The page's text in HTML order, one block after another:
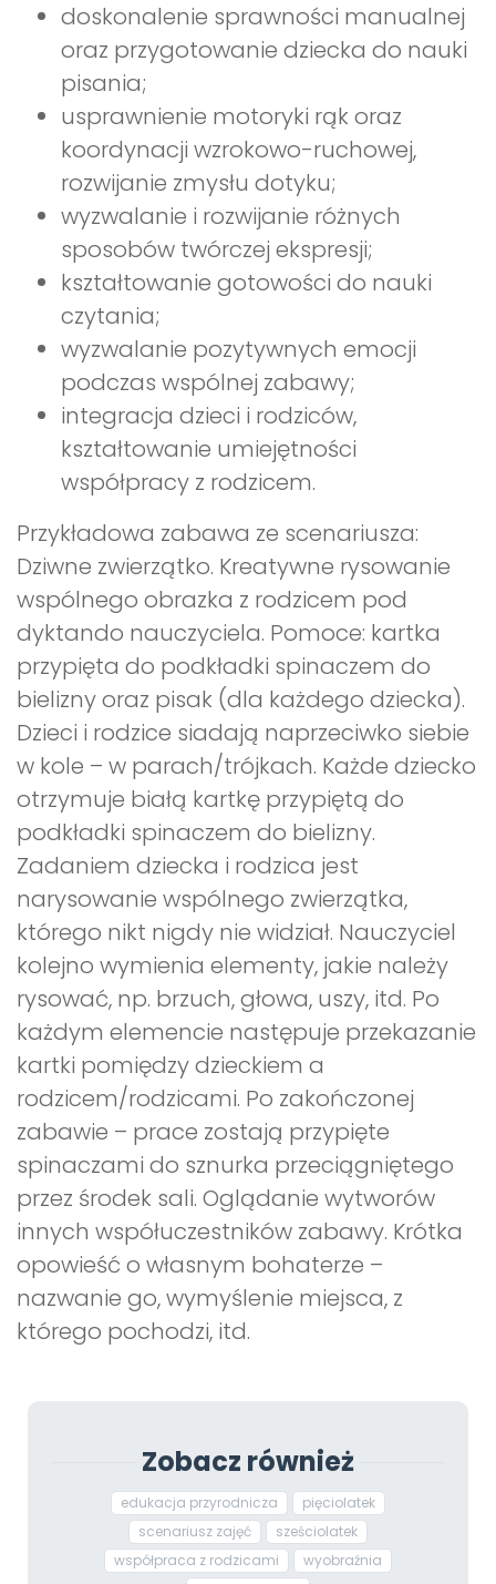
doskonalenie sprawności manualnej
oraz przygotowanie dziecka do nauki
pisania;
usprawnienie motoryki rąk oraz
koordynacji wzrokowo-ruchowej,
rozwijanie zmysłu dotyku;
wyzwalanie i rozwijanie różnych
sposobów twórczej ekspresji;
kształtowanie gotowości do nauki
czytania;
wyzwalanie pozytywnych emocji
podczas wspólnej zabawy;
integracja dzieci i rodziców,
kształtowanie umiejętności
współpracy z rodzicem.
Przykładowa zabawa ze scenariusza:
Dziwne zwierzątko. Kreatywne rysowanie
wspólnego obrazka z rodzicem pod
dyktando nauczyciela. Pomoce: kartka
przypięta do podkładki spinaczem do
bielizny oraz pisak (dla każdego dziecka).
Dzieci i rodzice siadają naprzeciwko siebie
w kole – w parach/trójkach. Każde dziecko
otrzymuje białą kartkę przypiętą do
podkładki spinaczem do bielizny.
Zadaniem dziecka i rodzica jest
narysowanie wspólnego zwierzątka,
którego nikt nigdy nie widział. Nauczyciel
kolejno wymienia elementy, jakie należy
rysować, np. brzuch, głowa, uszy, itd. Po
każdym elemencie następuje przekazanie
kartki pomiędzy dzieckiem a
rodzicem/rodzicami. Po zakończonej
zabawie – prace zostają przypięte
spinaczami do sznurka przeciągniętego
przez środek sali. Oglądanie wytworów
innych współuczestników zabawy. Krótka
opowieść o własnym bohaterze –
nazwanie go, wymyślenie miejsca, z
którego pochodzi, itd.
Zobacz również
edukacja przyrodnicza
pięciolatek
scenariusz zajęć
sześciolatek
współpraca z rodzicami
wyobraźnia